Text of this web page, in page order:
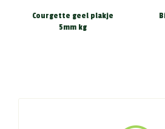
Courgette geel plakje
5mm kg